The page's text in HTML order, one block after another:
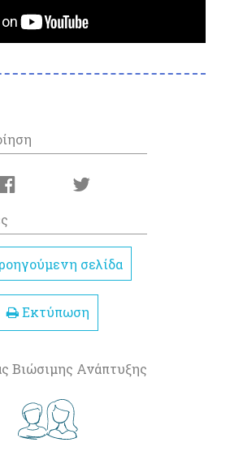
σελίδα
Εκτύπωση
Βιώσιμης Ανάπτυξης